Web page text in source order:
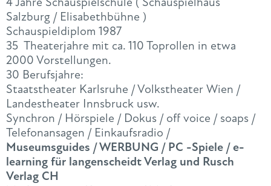
Salzburg / Elisabethbühne )
Schauspieldiplom 1987
35 Theaterjahre mit ca. 110 Toprollen in etwa
2000 Vorstellungen.
30 Berufsjahre:
Staatstheater Karlsruhe / Volkstheater Wien /
Landestheater Innsbruck usw.
Synchron / Hörspiele / Dokus / off voice / soaps /
Telefonansagen / Einkaufsradio /
Museumsguides / WERBUNG / PC -Spiele / e-
learning für langenscheidt Verlag und Rusch
Verlag CH